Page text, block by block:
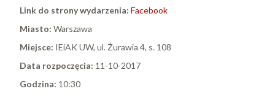
Link do strony wydarzenia: Facebook
Miasto: Warszawa
Miejsce: IEiAK UW, ul. Żurawia 4, s. 108
Data rozpoczęcia: 11-10-2017
Godzina: 10:30